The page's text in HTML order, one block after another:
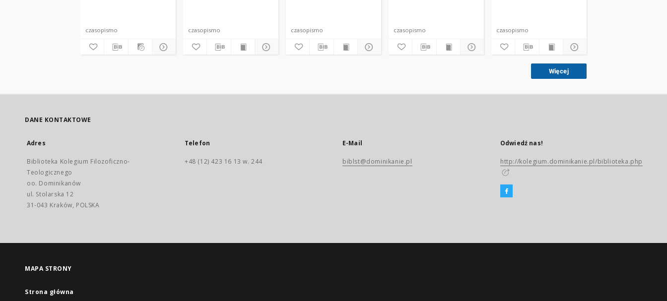
czasopismo czasopismo czasopismo czasopismo czasopismo
Więcej
DANE KONTAKTOWE
Adres
Biblioteka Kolegium Filozoficzno-
Teologicznego
oo. Dominikanów
ul. Stolarska 12
31-043 Kraków, POLSKA
Telefon
+48 (12) 423 16 13 w. 244
E-Mail
biblst@dominikanie.pl
Odwiedź nas!
http://kolegium.dominikanie.pl/biblioteka.php
MAPA STRONY
Strona główna